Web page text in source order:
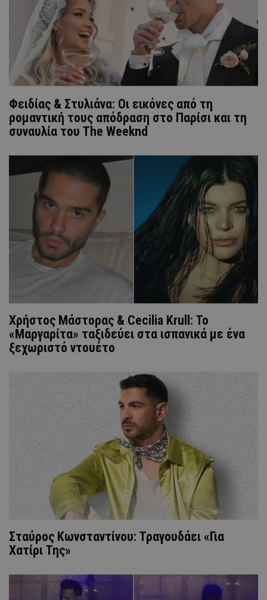
Φειδίας & Στυλιάνα: Οι εικόνες από τη
ρομαντική τους απόδραση στο Παρίσι και τη
συναυλία του The Weeknd
Χρήστος Μάστορας & Cecilia Krull: Το
«Μαργαρίτα» ταξιδεύει στα ισπανικά με ένα
ξεχωριστό ντουέτο
Σταύρος Κωνσταντίνου: Τραγουδάει «Για
Χατίρι Της»